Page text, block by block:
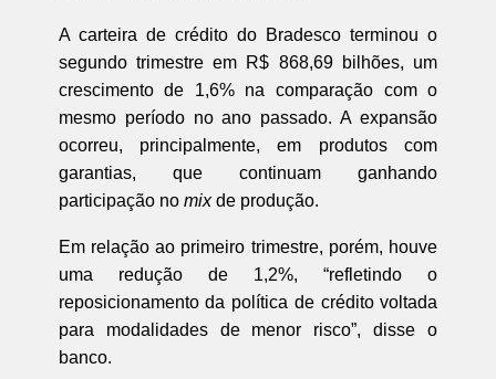
A carteira de crédito do Bradesco terminou o
segundo trimestre em R$ 868,69 bilhões, um
crescimento de 1,6% na comparação com o
mesmo período no ano passado. A expansão
ocorreu, principalmente, em produtos com
garantias, que continuam ganhando
participação no mixde produção.
Em relação ao primeiro trimestre, porém, houve
uma redução de 1,2%, “refletindo o
reposicionamento da política de crédito voltada
para modalidades de menor risco”, disse o
banco.